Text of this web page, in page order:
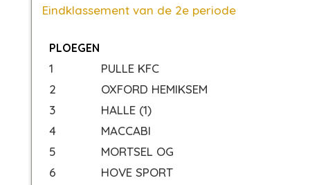
Eindklassement van de 2e periode
PLOEGEN
1
PULLE KFC
2
OXFORD HEMIKSEM
3
HALLE (1)
4
MACCABI
5
MORTSEL OG
6
HOVE SPORT